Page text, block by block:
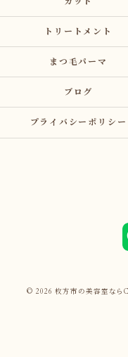
トリートメント
まつ毛パーマ
ブログ
プライバシーポリシー
© 2026 枚方市の美容室なら